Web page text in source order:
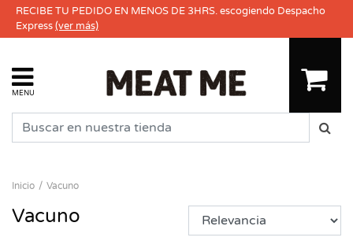
RECIBE TU PEDIDO EN MENOS DE 3HRS. escogiendo Despacho
Express(ver más)
MENU
Inicio Vacuno
Vacuno